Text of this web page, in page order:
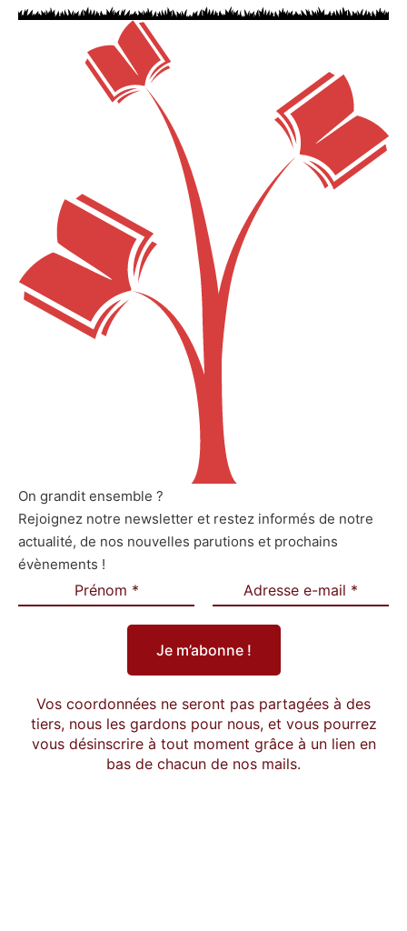
On grandit ensemble ?
Rejoignez notre newsletter et restez informés de notre
actualité, de nos nouvelles parutions et prochains
évènements !
Vos coordonnées ne seront pas partagées à des
tiers, nous les gardons pour nous, et vous pourrez
vous désinscrire à tout moment grâce à un lien en
bas de chacun de nos mails.